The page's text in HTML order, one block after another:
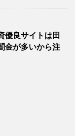
優良サイトは田
金が多いから注